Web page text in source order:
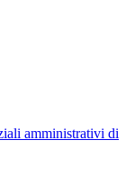
amministrativi di